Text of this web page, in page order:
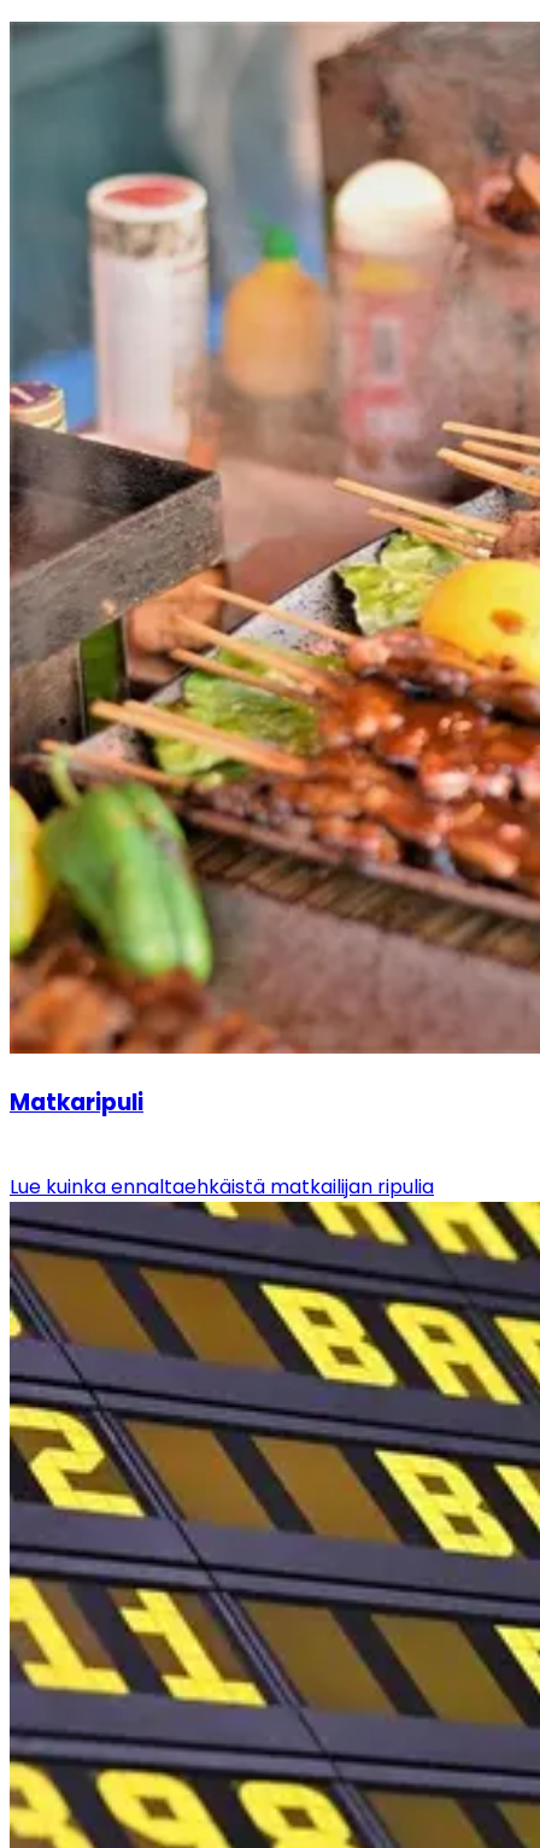
Matkaripuli
Lue kuinka ennaltaehkäistä matkailijan ripulia